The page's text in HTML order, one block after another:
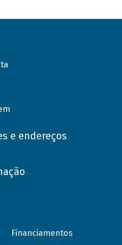
e endereços
Financiamentos